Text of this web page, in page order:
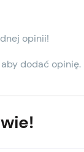
opinii!
aby dodać opinię.